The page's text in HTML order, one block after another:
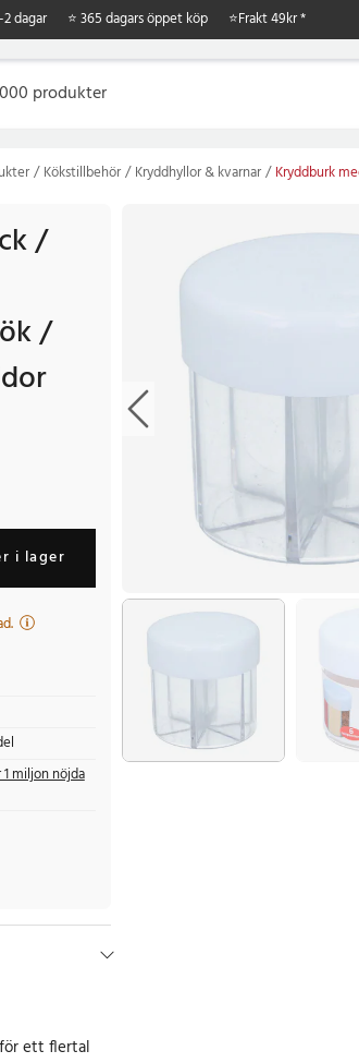
2 dagar ⭐ 365 dagars öppet köp ⭐Frakt 49kr *
Kökstillbehör Kryddhyllor & kvarnar Kryddburk
/
/
i lager
miljon nöjda
ett flertal